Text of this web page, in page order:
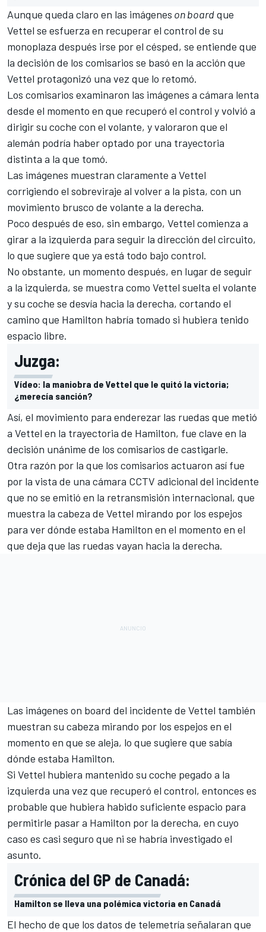
Aunque queda claro en las imágenes on boardque
Vettel se esfuerza en recuperar el control de su
monoplaza después irse por el césped, se entiende que
la decisión de los comisarios se basó en la acción que
Vettel protagonizó una vez que lo retomó.
Los comisarios examinaron las imágenes a cámara lenta
desde el momento en que recuperó el control y volvió a
dirigir su coche con el volante, y valoraron que el
alemán podría haber optado por una trayectoria
distinta a la que tomó.
Las imágenes muestran claramente a Vettel
corrigiendo el sobreviraje al volver a la pista, con un
movimiento brusco de volante a la derecha.
Poco después de eso, sin embargo, Vettel comienza a
girar a la izquierda para seguir la dirección del circuito,
lo que sugiere que ya está todo bajo control.
No obstante, un momento después, en lugar de seguir
a la izquierda, se muestra como Vettel suelta el volante
y su coche se desvía hacia la derecha, cortando el
camino que Hamilton habría tomado si hubiera tenido
espacio libre.
Juzga:
Vídeo: la maniobra de Vettel que le quitó la victoria;
¿merecía sanción?
Así, el movimiento para enderezar las ruedas que metió
a Vettel en la trayectoria de Hamilton, fue clave en la
decisión unánime de los comisarios de castigarle.
Otra razón por la que los comisarios actuaron así fue
por la vista de una cámara CCTV adicional del incidente
que no se emitió en la retransmisión internacional, que
muestra la cabeza de Vettel mirando por los espejos
para ver dónde estaba Hamilton en el momento en el
que deja que las ruedas vayan hacia la derecha.
Las imágenes on board del incidente de Vettel también
muestran su cabeza mirando por los espejos en el
momento en que se aleja, lo que sugiere que sabía
dónde estaba Hamilton.
Si Vettel hubiera mantenido su coche pegado a la
izquierda una vez que recuperó el control, entonces es
probable que hubiera habido suficiente espacio para
permitirle pasar a Hamilton por la derecha, en cuyo
caso es casi seguro que ni se habría investigado el
asunto.
Crónica del GP de Canadá:
Hamilton se lleva una polémica victoria en Canadá
El hecho de que los datos de telemetría señalaran que